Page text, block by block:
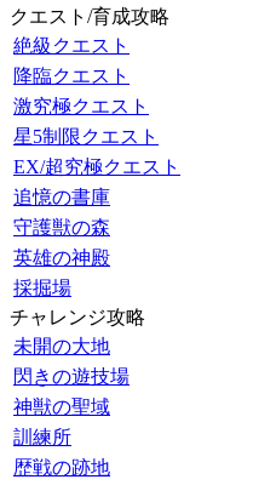
クエスト/育成攻略
絶級クエスト
降臨クエスト
激究極クエスト
星5制限クエスト
EX/超究極クエスト
追憶の書庫
守護獣の森
英雄の神殿
採掘場
チャレンジ攻略
未開の大地
閃きの遊技場
神獣の聖域
訓練所
歴戦の跡地